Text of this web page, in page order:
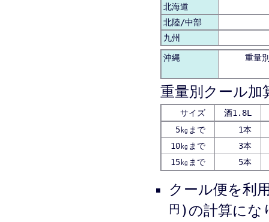
北海道
北陸/中部
九州
沖縄 重量
重量別クール加
サイズ
酒1.8L
5㎏まで
1本
10㎏まで
3本
15㎏まで
5本
クール便を利
円 )の計算にな